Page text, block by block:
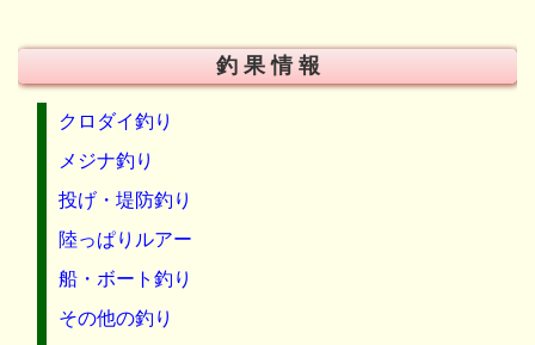
釣 果 情 報
クロダイ釣り
メジナ釣り
投げ・堤防釣り
陸っぱりルアー
船・ボート釣り
その他の釣り